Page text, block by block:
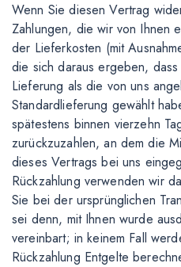
Wenn Sie diesen Vertrag
Zahlungen, die wir von Ihnen
der Lieferkosten (mit
die sich daraus ergeben,
Lieferung als die von uns
Standardlieferung gewählt
spätestens binnen vierzehn
zurückzuzahlen, an dem die
dieses Vertrags bei uns
Rückzahlung verwenden wir
Sie bei der ursprünglichen
sei denn, mit Ihnen wurde
vereinbart; in keinem Fall
Rückzahlung Entgelte